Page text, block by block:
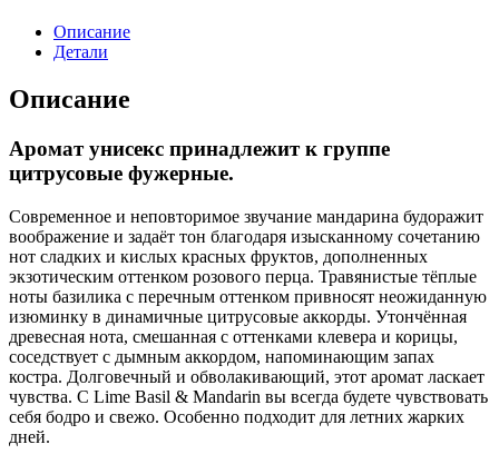
Описание
Детали
Описание
Аромат унисекс принадлежит к группе
цитрусовые фужерные.
Современное и неповторимое звучание мандарина будоражит
воображение и задаёт тон благодаря изысканному сочетанию
нот сладких и кислых красных фруктов, дополненных
экзотическим оттенком розового перца. Травянистые тёплые
ноты базилика с перечным оттенком привносят неожиданную
изюминку в динамичные цитрусовые аккорды. Утончённая
древесная нота, смешанная с оттенками клевера и корицы,
соседствует с дымным аккордом, напоминающим запах
костра. Долговечный и обволакивающий, этот аромат ласкает
чувства. С Lime Basil & Mandarin вы всегда будете чувствовать
себя бодро и свежо. Особенно подходит для летних жарких
дней.